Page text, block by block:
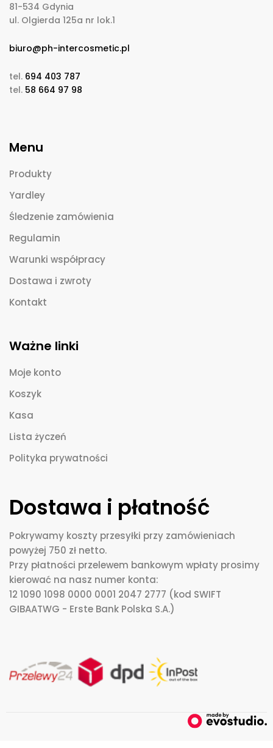
81-534 Gdynia
ul. Olgierda 125a nr lok.1
biuro@ph-intercosmetic.pl
tel. 694 403 787
tel. 58 664 97 98
Menu
Produkty
Yardley
Śledzenie zamówienia
Regulamin
Warunki współpracy
Dostawa i zwroty
Kontakt
Ważne linki
Moje konto
Koszyk
Kasa
Lista życzeń
Polityka prywatności
Dostawa i płatność
Pokrywamy koszty przesyłki przy zamówieniach
powyżej 750 zł netto.
Przy płatności przelewem bankowym wpłaty prosimy
kierować na nasz numer konta:
12 1090 1098 0000 0001 2047 2777 (kod SWIFT
GIBAATWG - Erste Bank Polska S.A.)